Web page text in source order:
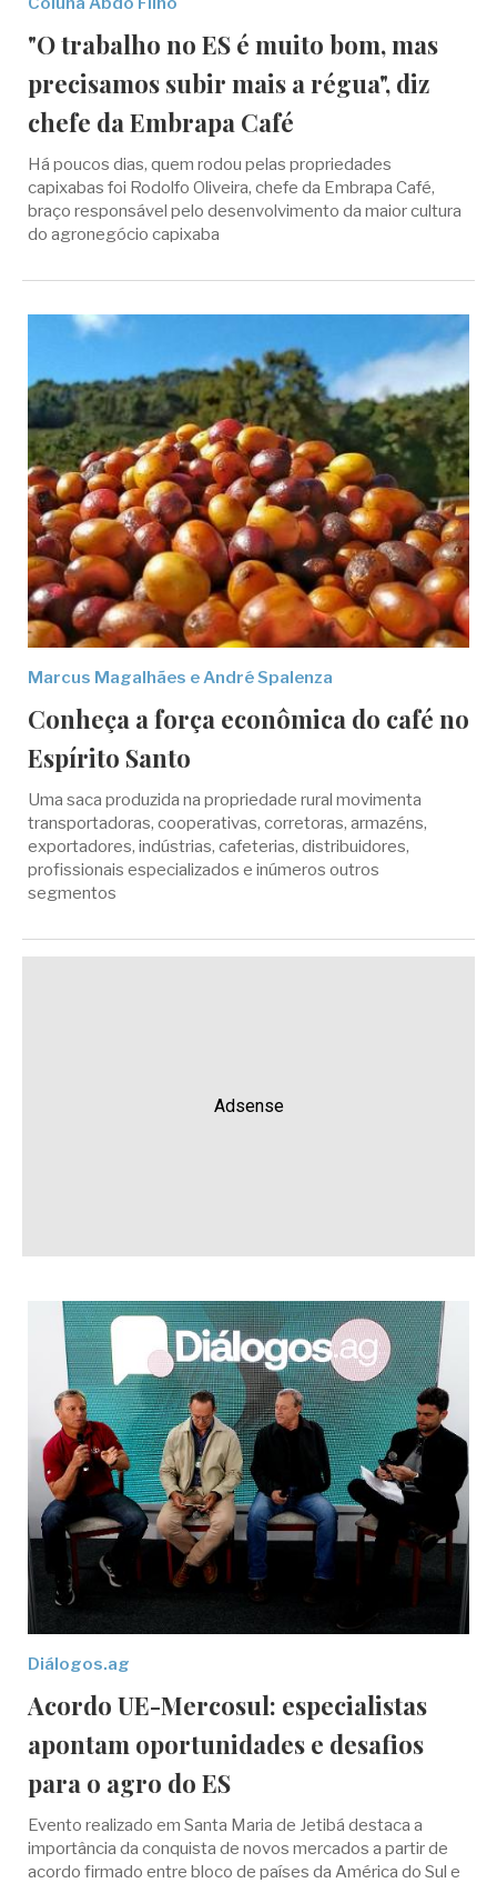
"O trabalho no ES é muito bom, mas
precisamos subir mais a régua", diz
chefe da Embrapa Café
Há poucos dias, quem rodou pelas propriedades
capixabas foi Rodolfo Oliveira, chefe da Embrapa Café,
braço responsável pelo desenvolvimento da maior cultura
do agronegócio capixaba
Marcus Magalhães e André Spalenza
Conheça a força econômica do café no
Espírito Santo
Uma saca produzida na propriedade rural movimenta
transportadoras, cooperativas, corretoras, armazéns,
exportadores, indústrias, cafeterias, distribuidores,
profissionais especializados e inúmeros outros
segmentos
Adsense
Diálogos.ag
Acordo UE-Mercosul: especialistas
apontam oportunidades e desafios
para o agro do ES
Evento realizado em Santa Maria de Jetibá destaca a
importância da conquista de novos mercados a partir de
acordo firmado entre bloco de países da América do Sul e